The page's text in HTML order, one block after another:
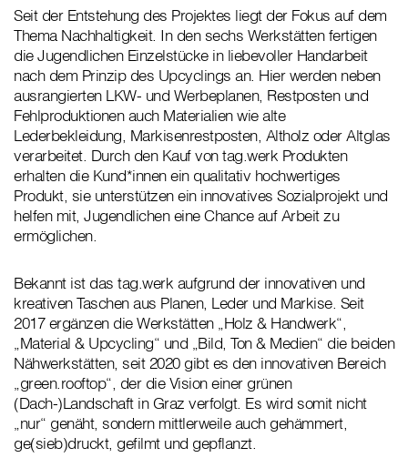
Seit der Entstehung des Projektes liegt der Fokus auf dem
Thema Nachhaltigkeit. In den sechs Werkstätten fertigen
die Jugendlichen Einzelstücke in liebevoller Handarbeit
nach dem Prinzip des Upcyclings an. Hier werden neben
ausrangierten LKW- und Werbeplanen, Restposten und
Fehlproduktionen auch Materialien wie alte
Lederbekleidung, Markisenrestposten, Altholz oder Altglas
verarbeitet. Durch den Kauf von tag.werk Produkten
erhalten die Kund*innen ein qualitativ hochwertiges
Produkt, sie unterstützen ein innovatives Sozialprojekt und
helfen mit, Jugendlichen eine Chance auf Arbeit zu
ermöglichen.
Bekannt ist das tag.werk aufgrund der innovativen und
kreativen Taschen aus Planen, Leder und Markise. Seit
2017 ergänzen die Werkstätten „Holz & Handwerk“,
„Material & Upcycling“ und „Bild, Ton & Medien“ die beiden
Nähwerkstätten, seit 2020 gibt es den innovativen Bereich
„green.rooftop“, der die Vision einer grünen
(Dach-)Landschaft in Graz verfolgt. Es wird somit nicht
„nur“ genäht, sondern mittlerweile auch gehämmert,
ge(sieb)druckt, gefilmt und gepflanzt.